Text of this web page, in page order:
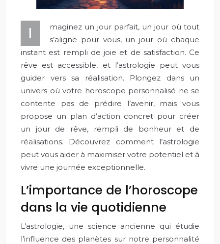
I
maginez un jour parfait, un jour où tout
s’aligne pour vous, un jour où chaque
instant est rempli de joie et de satisfaction. Ce
rêve est accessible, et l’astrologie peut vous
guider vers sa réalisation. Plongez dans un
univers où votre horoscope personnalisé ne se
contente pas de prédire l’avenir, mais vous
propose un plan d’action concret pour créer
un jour de rêve, rempli de bonheur et de
réalisations. Découvrez comment l’astrologie
peut vous aider à maximiser votre potentiel et à
vivre une journée exceptionnelle.
L’importance de l’horoscope
dans la vie quotidienne
L’astrologie, une science ancienne qui étudie
l’influence des planètes sur notre personnalité